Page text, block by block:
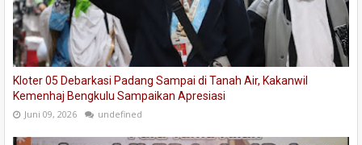
Kloter 05 Debarkasi Padang Sampai di Tanah Air, Kakanwil
Kemenhaj Bengkulu Sampaikan Apresiasi
Juni 09, 2026 undefined